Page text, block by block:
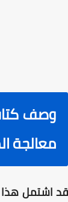
وصف
معالجة
قد اشتمل هذا